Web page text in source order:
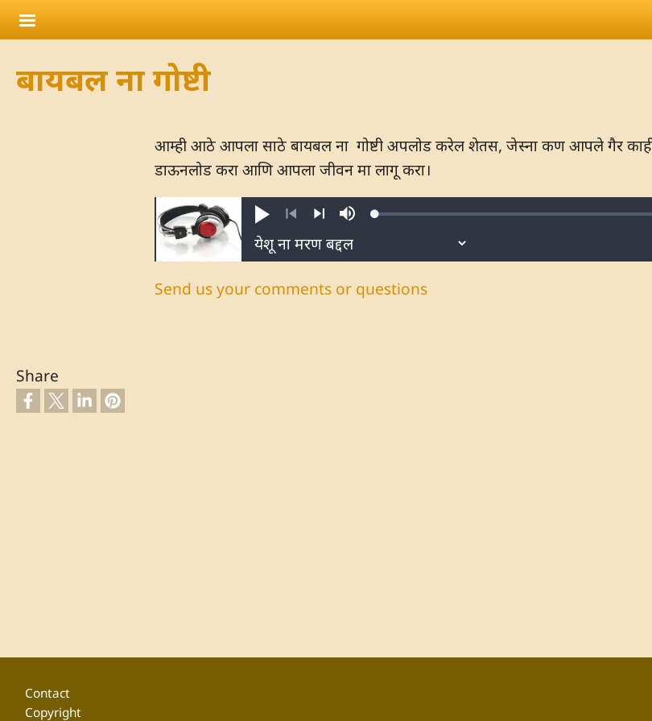
Skip to main content
बायबल ना गोष्टी
आम्ही आठे आपला साठे बायबल ना गोष्टी अपलोड करेल शेतस, जेस्ना कण आपले गैर काही
डाऊनलोड करा आणि आपला जीवन मा लागू करा।
Play MuteLoaded:
Send us your comments or questions
Share
Footer
Contact
Copyright